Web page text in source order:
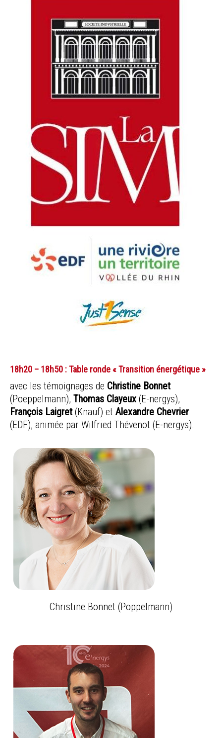
18h20 – 18h50 : Table ronde « Transition énergétique »
avec les témoignages de Christine Bonnet
(Poeppelmann),Thomas Clayeux (E-nergys),
François Laigret(Knauf) etAlexandre Chevrier
(EDF), animée par Wilfried Thévenot (E-nergys).
Christine Bonnet (Pöppelmann)